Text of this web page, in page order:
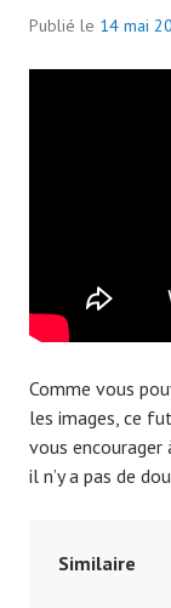
Publié le 14 mai
Comme vous
les images, ce
vous encourager
il n’y a pas de
Similaire